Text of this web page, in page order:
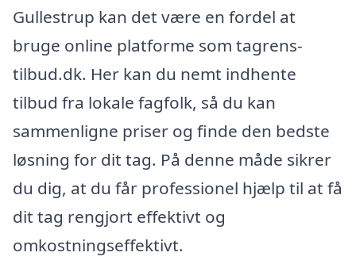
Gullestrup kan det være en fordel at
bruge online platforme som tagrens-
tilbud.dk. Her kan du nemt indhente
tilbud fra lokale fagfolk, så du kan
sammenligne priser og finde den bedste
løsning for dit tag. På denne måde sikrer
du dig, at du får professionel hjælp til at få
dit tag rengjort effektivt og
omkostningseffektivt.